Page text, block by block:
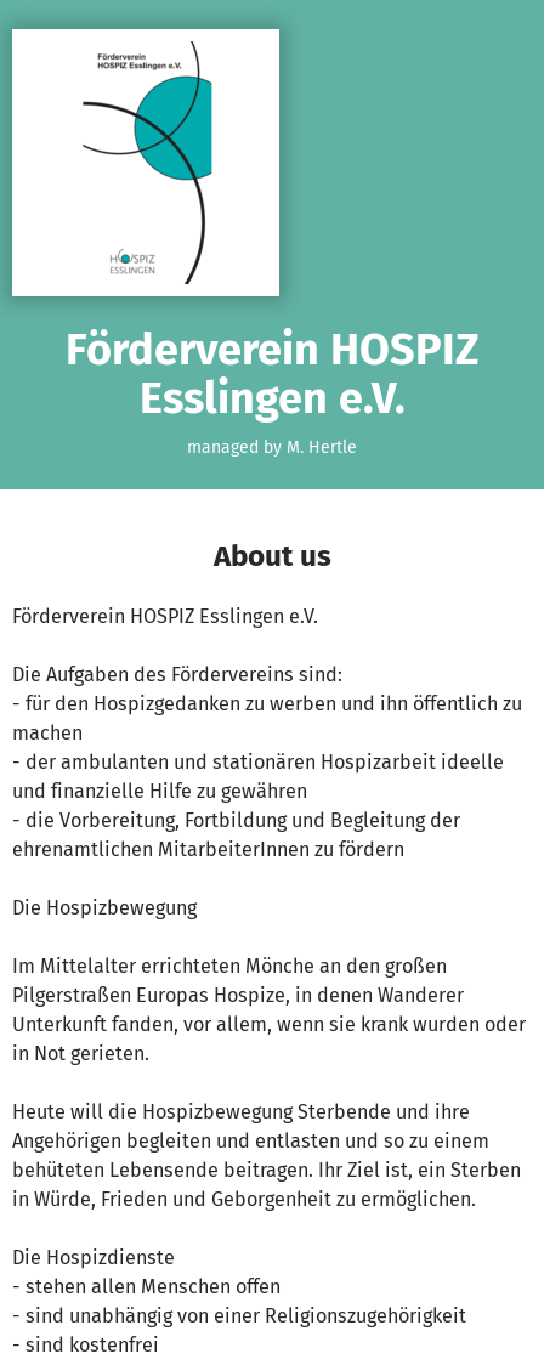
Förderverein HOSPIZ
Esslingen e.V.
managed by M. Hertle
About us
Förderverein HOSPIZ Esslingen e.V.
Die Aufgaben des Fördervereins sind:
- für den Hospizgedanken zu werben und ihn öffentlich zu
machen
- der ambulanten und stationären Hospizarbeit ideelle
und finanzielle Hilfe zu gewähren
- die Vorbereitung, Fortbildung und Begleitung der
ehrenamtlichen MitarbeiterInnen zu fördern
Die Hospizbewegung
Im Mittelalter errichteten Mönche an den großen
Pilgerstraßen Europas Hospize, in denen Wanderer
Unterkunft fanden, vor allem, wenn sie krank wurden oder
in Not gerieten.
Heute will die Hospizbewegung Sterbende und ihre
Angehörigen begleiten und entlasten und so zu einem
behüteten Lebensende beitragen. Ihr Ziel ist, ein Sterben
in Würde, Frieden und Geborgenheit zu ermöglichen.
Die Hospizdienste
- stehen allen Menschen offen
- sind unabhängig von einer Religionszugehörigkeit
- sind kostenfrei